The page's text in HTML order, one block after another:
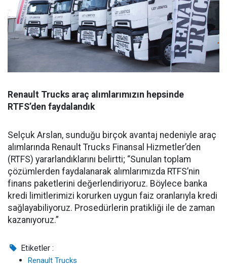
Renault Trucks araç alımlarımızın hepsinde
RTFS’den faydalandık
Selçuk Arslan, sunduğu birçok avantaj nedeniyle araç
alımlarında Renault Trucks Finansal Hizmetler’den
(RTFS) yararlandıklarını belirtti; “Sunulan toplam
çözümlerden faydalanarak alımlarımızda RTFS’nin
finans paketlerini değerlendiriyoruz. Böylece banka
kredi limitlerimizi korurken uygun faiz oranlarıyla kredi
sağlayabiliyoruz. Prosedürlerin pratikliği ile de zaman
kazanıyoruz.”
Etiketler :
Renault Trucks